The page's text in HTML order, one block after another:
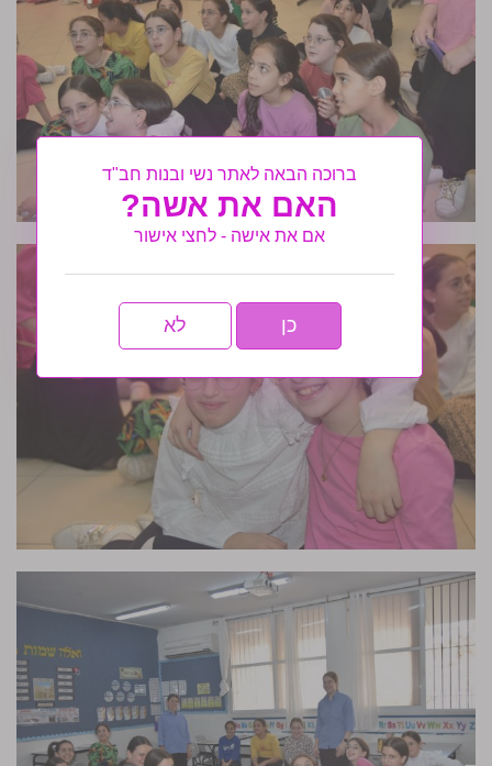
ברוכה הבאה לאתר נשי ובנות חב"ד
האם את אשה?
אם את אישה - לחצי אישור
כן לא